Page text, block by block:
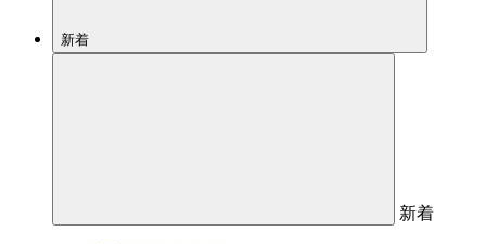
新着
新着